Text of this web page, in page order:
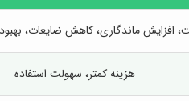
افزایش ماندگاری، کاهش ضایعات،
هزینه کمتر، سهولت استفاده